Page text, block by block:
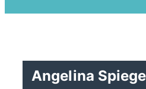
Angelina